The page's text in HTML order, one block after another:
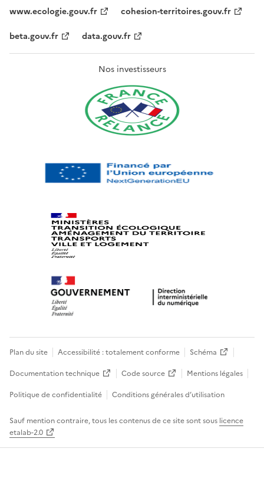
www.ecologie.gouv.fr
cohesion-territoires.gouv.fr
beta.gouv.fr
data.gouv.fr
Nos investisseurs
Plan du site Accessibilité : totalement conforme
Schéma
Documentation technique
Code source
Mentions légales
Politique de confidentialité
Conditions générales d’utilisation
Sauf mention contraire, tous les contenus de ce site sont sous licence
etalab-2.0